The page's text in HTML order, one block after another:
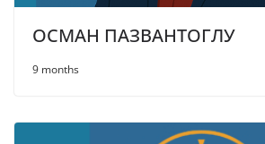
ОСМАН ПАЗВАНТОГЛУ
9 months